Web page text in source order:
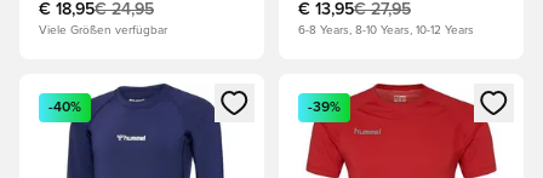
€ 18,95€ 24,95
Viele Größen verfügbar
€ 13,95€ 27,95
6-8 Years, 8-10 Years, 10-12 Years
Öffnet ein Fenster zum Anmelden oder Registrieren als
-40%
Öffnet ein Fenster zum
-39%